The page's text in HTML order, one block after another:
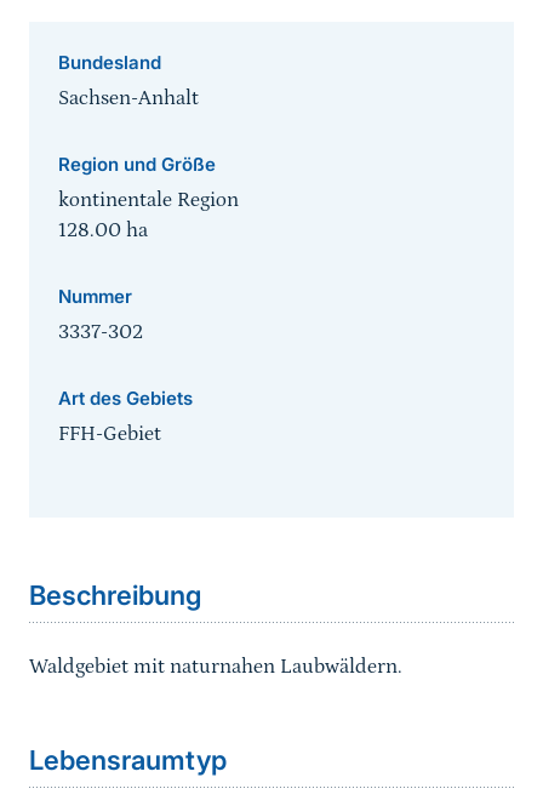
Bundesland
Sachsen-Anhalt
Region und Größe
kontinentale Region
128.00 ha
Nummer
3337-302
Art des Gebiets
FFH-Gebiet
Beschreibung
Waldgebiet mit naturnahen Laubwäldern.
Lebensraumtyp